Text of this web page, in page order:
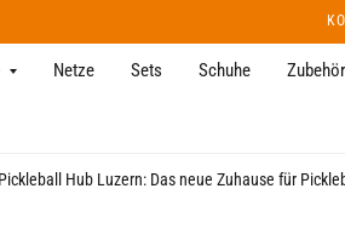
Netze Sets Schuhe Zubehör
Pickleball Hub Luzern: Das neue Zuhause für